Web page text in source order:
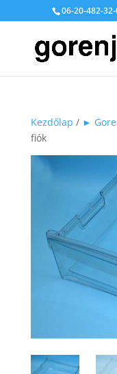
06-20-482-
Kezdőlap / ►
fiók